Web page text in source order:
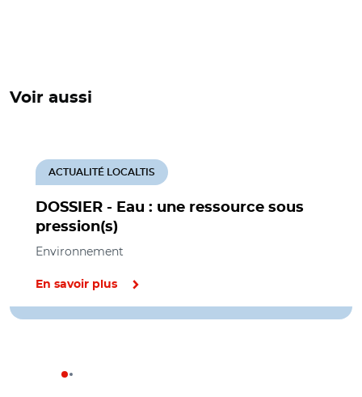
Voir aussi
DOSSIER - Eau : une ressource sous
pression(s)
ACTUALITÉ LOCALTIS
Environnement
En savoir plus